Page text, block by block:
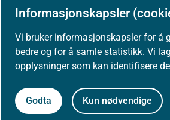
Informasjonskapsler
Vi bruker informasjonskapsler for å
bedre og for å samle statistikk. Vi
opplysninger som kan identifisere
Godta Kun nødvendige
Arrangementer
Høringer